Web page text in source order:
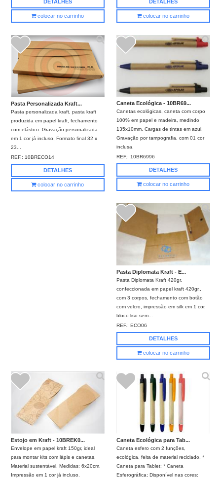
DETALHES
colocar no carrinho
DETALHES
colocar no carrinho
Pasta Personalizada Kraft...
Pasta personalizada kraft, pasta kraft
produzida em papel kraft, fechamento
com elástico. Gravação personalizada
em 1 cor já incluso, Formato final 32 x
23...
REF.: 10BRECO14
DETALHES
colocar no carrinho
Caneta Ecológica - 10BR69...
Canetas ecológicas, caneta com corpo
100% em papel e madeira, medindo
135x10mm. Cargas de tintas em azul.
Gravação por tampografia, com 01 cor
inclusa.
REF.:10BR6996
DETALHES
colocar no carrinho
Pasta Diplomata Kraft - E...
Pasta Diplomata Kraft 420gr,
confeccionada em papel kraft 420gr.,
com 3 corpos, fechamento com botão
com velcro, impressão em silk em 1 cor,
bloco liso sem...
REF.:ECO06
DETALHES
colocar no carrinho
Estojo em Kraft - 10BREK0...
Envelope em papel kraft 150gr, ideal
para montar kits com lápis e canetas.
Material sustentável. Medidas: 6x20cm.
Impressão em 1 cor já incluso.
Caneta Ecológica para Tab...
Caneta esfero com 2 funções,
ecológica, feita de material reciclado. *
Caneta para Tablet; * Caneta
Esferográfica; Disponível nas cores: